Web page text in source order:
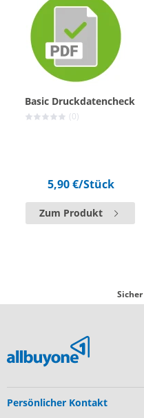
Basic Druckdatencheck
(0)
5,90 €/Stück
Zum Produkt
Persönlicher Kontakt